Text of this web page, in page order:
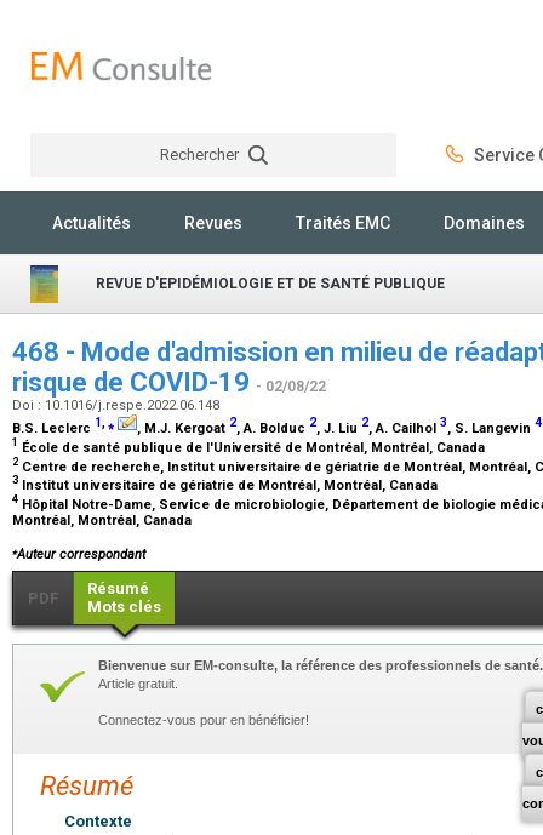
Rechercher Service
Actualités Revues Traités EMC Domaines
REVUE D'EPIDÉMIOLOGIE ET DE SANTÉ PUBLIQUE
468 - Mode d'admission en milieu de
risque de COVID-19 - 02/08/22
Doi : 10.1016/j.respe.2022.06.148
B.S. Leclerc 1,⁎ , M.J. Kergoat 2, A. Bolduc 2, J. Liu 2, A. Cailhol 3, S. Langevin 4
1 École de santé publique de l'Université de Montréal, Montréal, Canada
2 Centre de recherche, Institut universitaire de gériatrie de Montréal, Montréal,
3 Institut universitaire de gériatrie de Montréal, Montréal, Canada
4 Hôpital Notre-Dame, Service de microbiologie, Département de biologie
Montréal, Montréal, Canada
⁎Auteur correspondant
PDF
Résumé
Mots clés
Bienvenue sur EM-consulte, la référence des professionnels de santé.
Article gratuit.
Connectez-vous pour en bénéficier!
Résumé
Contexte